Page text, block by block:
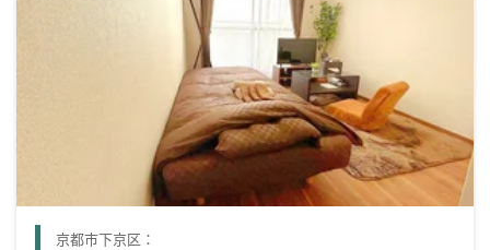
京都市下京区：